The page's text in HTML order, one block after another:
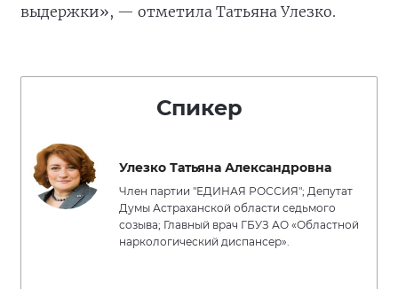
выдержки», — отметила Татьяна Улезко.
Спикер
Улезко Татьяна Александровна
Член партии "ЕДИНАЯ РОССИЯ"; Депутат
Думы Астраханской области седьмого
созыва; Главный врач ГБУЗ АО «Областной
наркологический диспансер».